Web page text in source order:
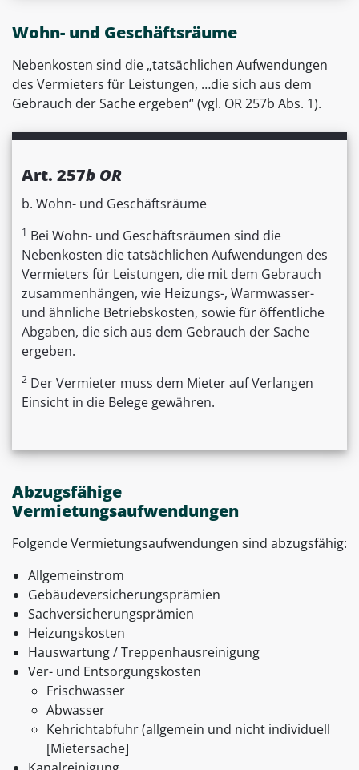
Wohn- und Geschäftsräume
Nebenkosten sind die „tatsächlichen Aufwendungen
des Vermieters für Leistungen, …die sich aus dem
Gebrauch der Sache ergeben“ (vgl. OR 257b Abs. 1).
Art. 257b OR
b. Wohn- und Geschäftsräume
1 Bei Wohn- und Geschäftsräumen sind die
Nebenkosten die tatsächlichen Aufwendungen des
Vermieters für Leistungen, die mit dem Gebrauch
zusammenhängen, wie Heizungs-, Warmwasser-
und ähnliche Betriebskosten, sowie für öffentliche
Abgaben, die sich aus dem Gebrauch der Sache
ergeben.
2 Der Vermieter muss dem Mieter auf Verlangen
Einsicht in die Belege gewähren.
Abzugsfähige
Vermietungsaufwendungen
Folgende Vermietungsaufwendungen sind abzugsfähig:
Allgemeinstrom
Gebäudeversicherungsprämien
Sachversicherungsprämien
Heizungskosten
Hauswartung / Treppenhausreinigung
Ver- und Entsorgungskosten
Frischwasser
Abwasser
Kehrichtabfuhr (allgemein und nicht individuell
[Mietersache]